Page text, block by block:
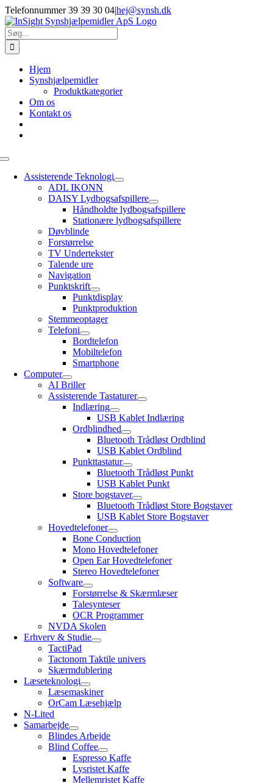
Skip
to
content
Telefonnummer 39 39 30 04|hej@synsh.dk
Søg
efter:
Hjem
Synshjælpemidler
Produktkategorier
Om os
Kontakt os
Toggle
NavigationAssisterende Teknologi
ADL IKONN
DAISY Lydbogsafspillere
Håndholdte lydbogsafspillere
Stationære lydbogsafspillere
Døvblinde
Forstørrelse
TV Undertekster
Talende ure
Navigation
Punktskrift
Punktdisplay
Punktproduktion
Stemmeoptager
Telefoni
Bordtelefon
Mobiltelefon
Smartphone
Computer
AI Briller
Assisterende Tastaturer
Indlæring
USB Kablet Indlæring
Ordblindhed
Bluetooth Trådløst Ordblind
USB Kablet Ordblind
Punkttastatur
Bluetooth Trådløst Punkt
USB Kablet Punkt
Store bogstaver
Bluetooth Trådløst Store Bogstaver
USB Kablet Store Bogstaver
Hovedtelefoner
Bone Conduction
Mono Hovedtelefoner
Open Ear Hovedtelefoner
Stereo Hovedtelefoner
Software
Forstørrelse & Skærmlæser
Talesynteser
OCR Programmer
NVDA Skolen
Erhverv & Studie
TactiPad
Tactonom Taktile univers
Skærmdublering
Læseteknologi
Læsemaskiner
OrCam Læsehjælp
N-Lited
Samarbejde
Blindes Arbejde
Blind Coffee
Espresso Kaffe
Lysristet Kaffe
Mellemristet Kaffe